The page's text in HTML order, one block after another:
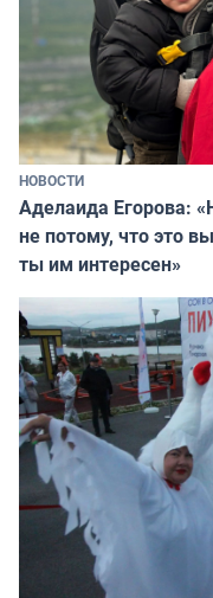
НОВОСТИ
Аделаида Егорова:
не потому, что это
ты им интересен»